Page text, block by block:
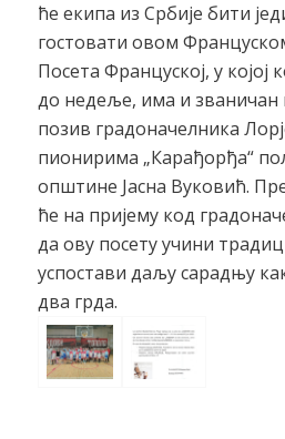
ће екипа из Србије бити
гостовати овом
Посета Француској, у којој
до недеље, има и званичан
позив градоначелника
пионирима „Карађорђа“
општине Јасна Вуковић.
ће на пријему код
да ову посету учини
успостави даљу сарадњу
два грда.